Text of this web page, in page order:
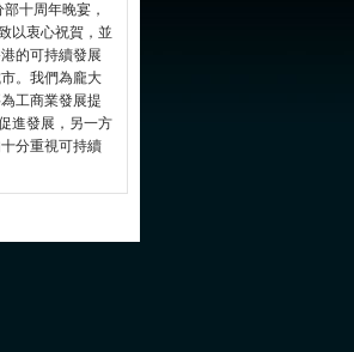
十周年晚宴，
以衷心祝賀，並
的可持續發展
。我們為龐大
工商業發展提
進發展，另一方
分重視可持續